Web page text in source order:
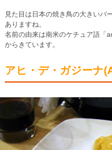
見た目は日本の焼き鳥の大きいバ
ありますね。
名前の由来は南米のケチュア語「
からきています。
アヒ・デ・ガジーナ